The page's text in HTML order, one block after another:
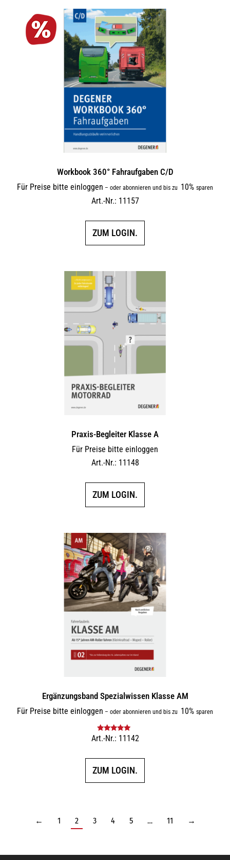
Workbook 360° Fahraufgaben C/D
Für Preise bitte einloggen – oder abonnieren und bis zu 10% sparen
Art.-Nr.: 11157
ZUM LOGIN.
Praxis-Begleiter Klasse A
Für Preise bitte einloggen
Art.-Nr.: 11148
ZUM LOGIN.
Ergänzungsband Spezialwissen Klasse AM
Für Preise bitte einloggen – oder abonnieren und bis zu 10% sparen
Bewertet mit
Art.-Nr.: 11142
ZUM LOGIN.
← 1 2 3 4 5 … 11 →